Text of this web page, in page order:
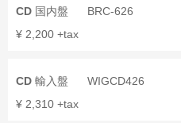
CD 国内盤
BRC-626
¥ 2,200 +tax
CD 輸入盤
WIGCD426
¥ 2,310 +tax